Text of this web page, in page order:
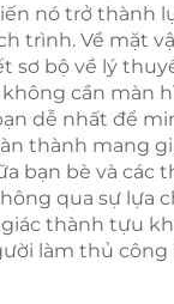
nó trở thành
trình. Về mặt
bộ về lý
cần màn
dễ nhất để
thành mang
bạn bè và các
qua sự lựa
thành tựu
làm thủ